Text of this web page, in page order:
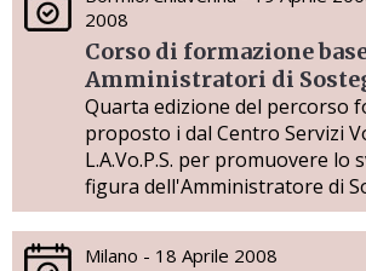
2008
Corso di formazione
Amministratori di
Quarta edizione del percorso
proposto i dal Centro Servizi
L.A.Vo.P.S. per promuovere lo
figura dell'Amministratore di
Milano - 18 Aprile 2008